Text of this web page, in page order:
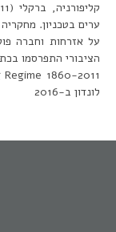
ערים בטכניון.
על אזרחות וחברה
לונדון ב-2016